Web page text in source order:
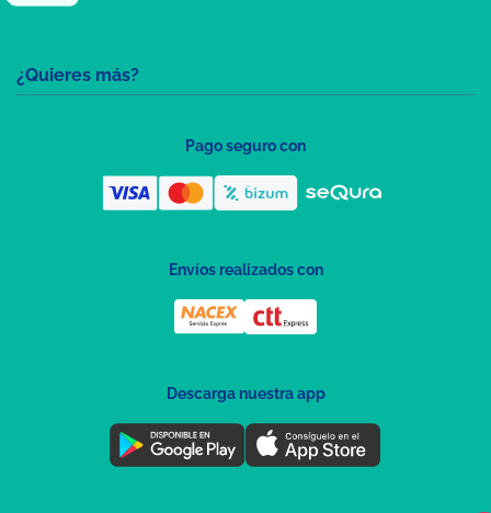
¿Quieres más?
Pago seguro con
Envíos realizados con
Descarga nuestra app